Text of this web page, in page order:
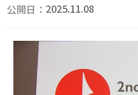
公開日： 2025.11.08